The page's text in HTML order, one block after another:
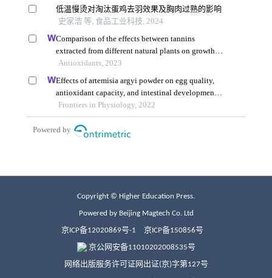
Copyright © Higher Education Press.
Powered by Beijing Magtech Co. Ltd
京ICP备12020869号-1 京ICP备150856号
京公网安备11010202008535号
网络出版服务许可证网出证(京)字第127号